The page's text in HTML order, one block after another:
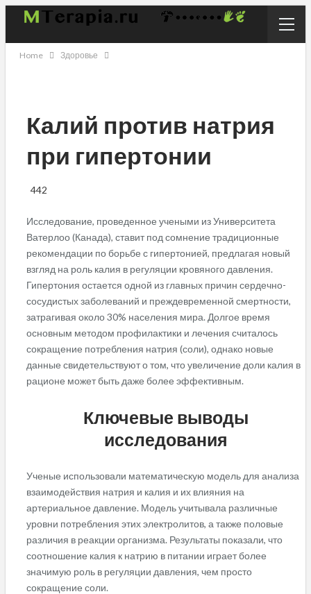
Home Здоровье
Калий против натрия
при гипертонии
442
Исследование, проведенное учеными из Университета
Ватерлоо (Канада), ставит под сомнение традиционные
рекомендации по борьбе с гипертонией, предлагая новый
взгляд на роль калия в регуляции кровяного давления.
Гипертония остается одной из главных причин сердечно-
сосудистых заболеваний и преждевременной смертности,
затрагивая около 30% населения мира. Долгое время
основным методом профилактики и лечения считалось
сокращение потребления натрия (соли), однако новые
данные свидетельствуют о том, что увеличение доли калия в
рационе может быть даже более эффективным.
Ключевые выводы
исследования
Ученые использовали математическую модель для анализа
взаимодействия натрия и калия и их влияния на
артериальное давление. Модель учитывала различные
уровни потребления этих электролитов, а также половые
различия в реакции организма. Результаты показали, что
соотношение калия к натрию в питании играет более
значимую роль в регуляции давления, чем просто
сокращение соли.